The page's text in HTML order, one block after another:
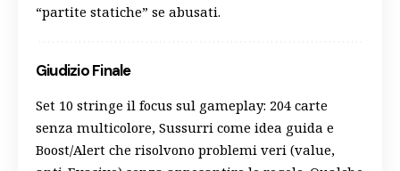
“partite statiche” se abusati.
Giudizio Finale
Set 10 stringe il focus sul gameplay: 204 carte
senza multicolore, Sussurri come idea guida e
Boost/Alert che risolvono problemi veri (value,